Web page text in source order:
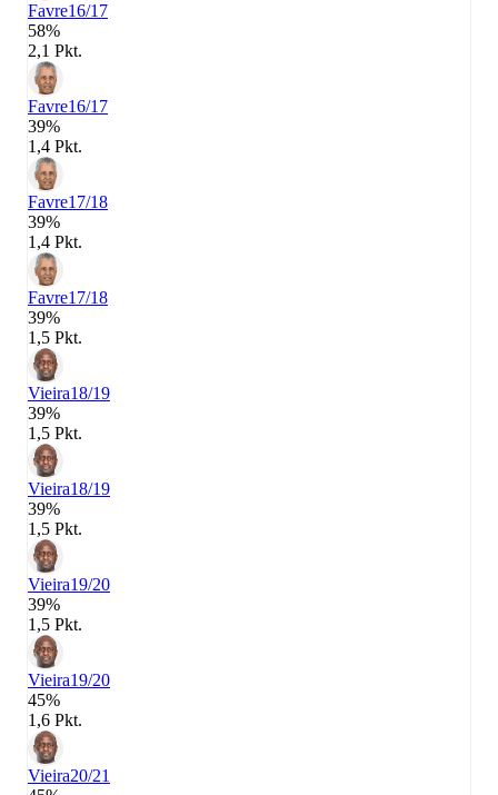
Favre16/17
58%
2,1 Pkt.
Favre16/17
39%
1,4 Pkt.
Favre17/18
39%
1,4 Pkt.
Favre17/18
39%
1,5 Pkt.
Vieira18/19
39%
1,5 Pkt.
Vieira18/19
39%
1,5 Pkt.
Vieira19/20
39%
1,5 Pkt.
Vieira19/20
45%
1,6 Pkt.
Vieira20/21